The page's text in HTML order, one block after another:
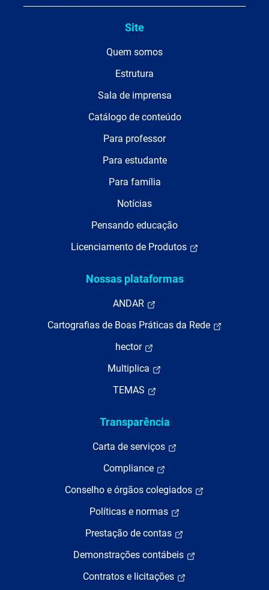
Site
Quem somos
Estrutura
Sala de imprensa
Catálogo de conteúdo
Para professor
Para estudante
Para família
Notícias
Pensando educação
Licenciamento de Produtos
Nossas plataformas
ANDAR
Cartografias de Boas Práticas da Rede
hector
Multiplica
TEMAS
Transparência
Carta de serviços
Compliance
Conselho e órgãos colegiados
Políticas e normas
Prestação de contas
Demonstrações contábeis
Contratos e licitações